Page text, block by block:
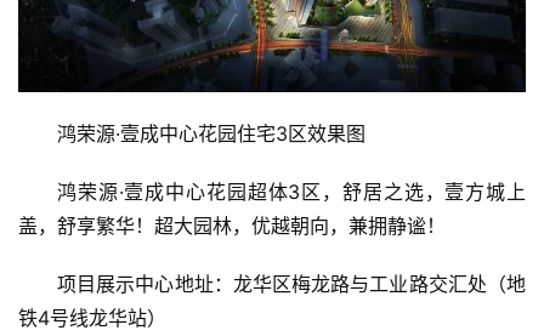
综
亲
鸿荣源·壹成中心花园住宅3区效果图
鸿荣源·壹成中心花园超体3区，舒居之选，壹方城上
盖，舒享繁华！超大园林，优越朝向，兼拥静谧！
项目展示中心地址：龙华区梅龙路与工业路交汇处（地
铁4号线龙华站）